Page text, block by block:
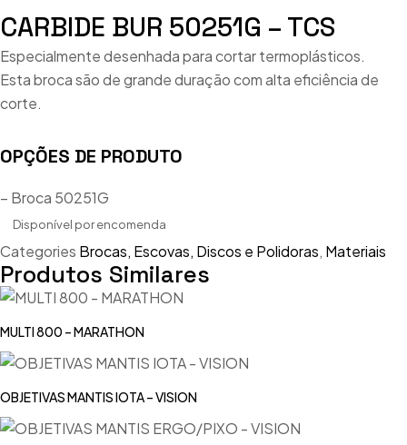
CARBIDE BUR 50251G – TCS
Especialmente desenhada para cortar termoplásticos.
Esta broca são de grande duração com alta eficiência de
corte.
OPÇÕES DE PRODUTO
– Broca 50251G
Disponível por encomenda
Categories Brocas, Escovas, Discos e Polidoras, Materiais
Produtos Similares
MULTI 800 – MARATHON
OBJETIVAS MANTIS IOTA – VISION